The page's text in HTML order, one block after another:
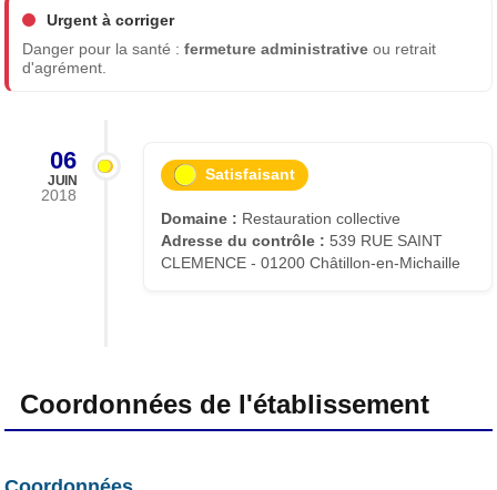
Urgent à corriger
Danger pour la santé :fermeture administrative ou retrait
d'agrément.
06
JUIN
2018
Satisfaisant
Domaine : Restauration collective
Adresse du contrôle : 539 RUE SAINT
CLEMENCE - 01200 Châtillon-en-Michaille
Coordonnées de l'établissement